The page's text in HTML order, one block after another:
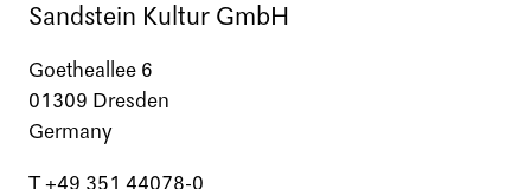
Sandstein Kultur GmbH
Goetheallee 6
01309 Dresden
Germany
T +49 351 44078-0